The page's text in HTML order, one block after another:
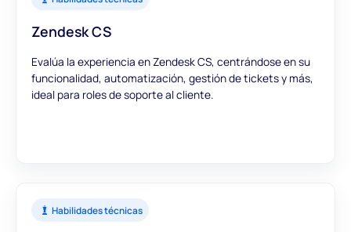
Zendesk CS
Evalúa la experiencia en Zendesk CS, centrándose en su
funcionalidad, automatización, gestión de tickets y más,
ideal para roles de soporte al cliente.
Habilidades técnicas